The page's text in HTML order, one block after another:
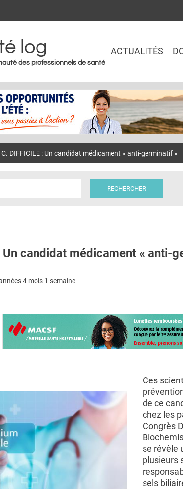
log
des professionnels de santé
ACTUALITÉS
C. DIFFICILE : Un candidat médicament « anti-germinatif »
Un candidat médicament « anti-
4 mois 1 semaine
Ces
de ce
chez les
Congrès
se révèle
plusieurs
sels